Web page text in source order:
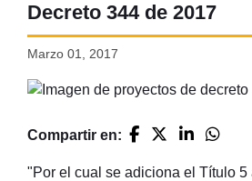
Decreto 344 de 2017
Marzo 01, 2017
Compartir en:
"Por el cual se adiciona el Título 5